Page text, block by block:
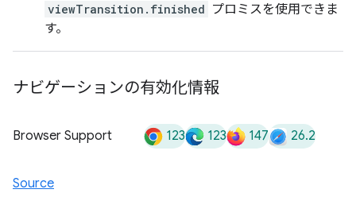
viewTransition.finished プロミスを使用できま
す。
ナビゲーションの有効化情報
Browser Support 123 123 147 26.2
Source